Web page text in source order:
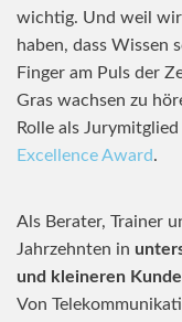
wichtig. Und weil wir
haben, dass Wissen
Finger am Puls der
Gras wachsen zu
Rolle als
Excellence Award.
Als Berater, Trainer
Jahrzehnten in
und kleineren
Von